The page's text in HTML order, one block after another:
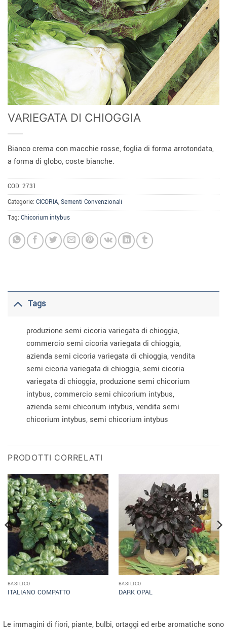
VARIEGATA DI CHIOGGIA
Bianco crema con macchie rosse, foglia di forma arrotondata,
a forma di globo, coste bianche.
COD: 2731
Categorie: CICORIA,Sementi Convenzionali
Tag: Chicorium intybus
Tags
produzione semi cicoria variegata di chioggia,
commercio semi cicoria variegata di chioggia,
azienda semi cicoria variegata di chioggia, vendita
semi cicoria variegata di chioggia, semi cicoria
variegata di chioggia, produzione semi chicorium
intybus, commercio semi chicorium intybus,
azienda semi chicorium intybus, vendita semi
chicorium intybus, semi chicorium intybus
PRODOTTI CORRELATI
BASILICO
ITALIANO COMPATTO
BASILICO
DARK OPAL
Le immagini di fiori, piante, bulbi, ortaggi ed erbe aromatiche sono